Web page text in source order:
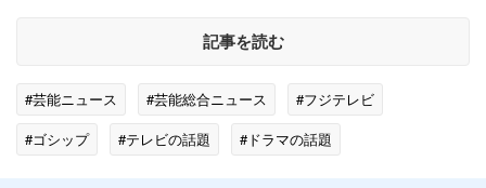
記事を読む
#芸能ニュース #芸能総合ニュース
#フジテレビ
#ゴシップ
#テレビの話題 #ドラマの話題